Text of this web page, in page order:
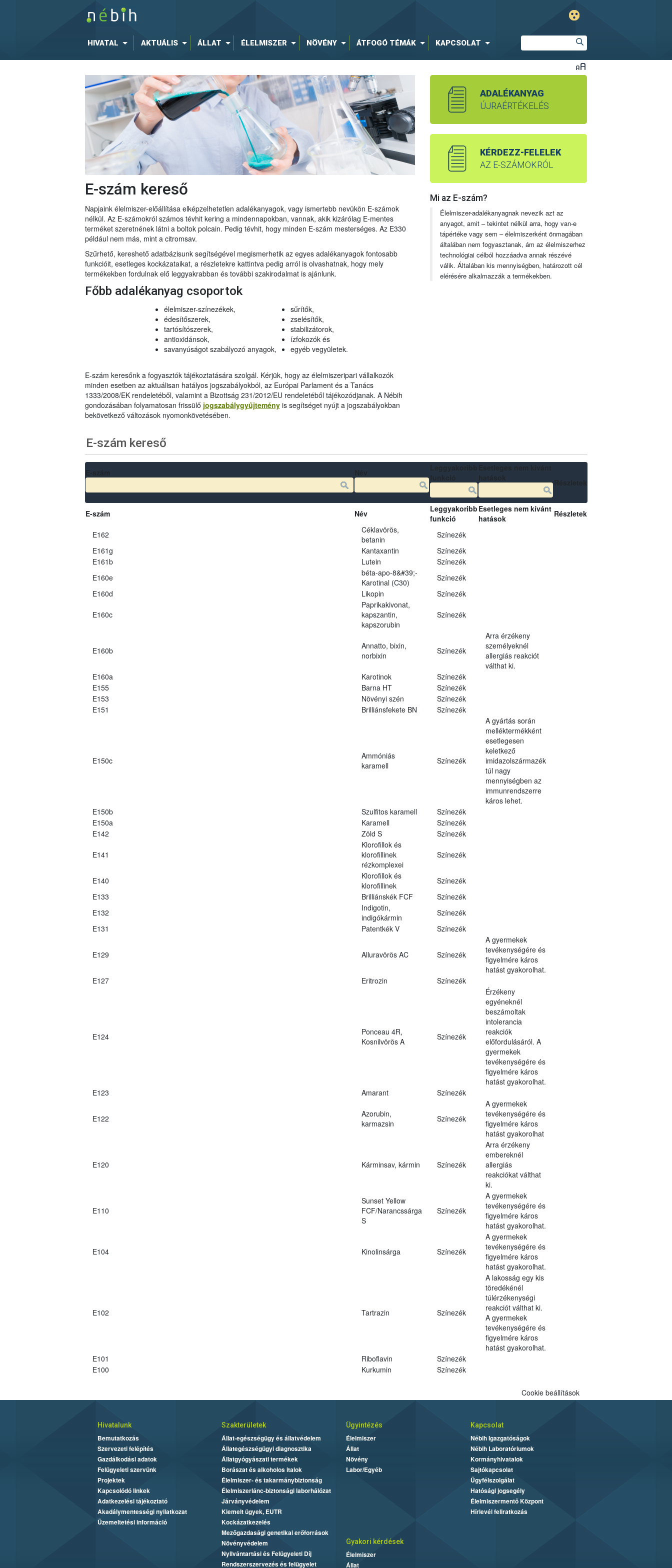
HIVATAL AKTUÁLIS ÁLLAT ÉLELMISZER NÖVÉNY ÁTFOGÓ TÉMÁK KAPCSOLAT
E-szám kereső
Napjaink élelmiszer-előállítása elképzelhetetlen adalékanyagok, vagy ismertebb nevükön E-számok
nélkül. Az E-számokról számos tévhit kering a mindennapokban, vannak, akik kizárólag E-mentes
terméket szeretnének látni a boltok polcain. Pedig tévhit, hogy minden E-szám mesterséges. Az E330
például nem más, mint a citromsav.
Szűrhető, kereshető adatbázisunk segítségével megismerhetik az egyes adalékanyagok fontosabb
funkcióit, esetleges kockázataikat, a részletekre kattintva pedig arról is olvashatnak, hogy mely
termékekben fordulnak elő leggyakrabban és további szakirodalmat is ajánlunk.
Főbb adalékanyag csoportok
élelmiszer-színezékek,
édesítőszerek,
tartósítószerek,
antioxidánsok,
savanyúságot szabályozó anyagok,
sűrítők,
zselésítők,
stabilizátorok,
ízfokozók és
egyéb vegyületek.
E-szám keresőnk a fogyasztók tájékoztatására szolgál. Kérjük, hogy az élelmiszeripari vállalkozók
minden esetben az aktuálisan hatályos jogszabályokból, az Európai Parlament és a Tanács
1333/2008/EK rendeletéből, valamint a Bizottság 231/2012/EU rendeletéből tájékozódjanak. A Nébih
gondozásában folyamatosan frissülő jogszabálygyűjteményis segítséget nyújt a jogszabályokban
bekövetkező változások nyomonkövetésében.
ADALÉKANYAG
ÚJRAÉRTÉKELÉS
KÉRDEZZ-FELELEK
AZ E-SZÁMOKRÓL
Mi az E-szám?
Élelmiszer-adalékanyagnak nevezik azt az
anyagot, amit – tekintet nélkül arra, hogy van-e
tápértéke vagy sem – élelmiszerként önmagában
általában nem fogyasztanak, ám az élelmiszerhez
technológiai célból hozzáadva annak részévé
válik. Általában kis mennyiségben, határozott cél
elérésére alkalmazzák a termékekben.
E-szám kereső
E-szám Név
Leggyakoribb
funkció
Esetleges nem kívánt
hatások
Részletek
E162
Céklavörös,
betanin
Színezék
E161g
Kantaxantin
Színezék
E161b
Lutein
Színezék
E160e
béta-apo-8&#39;-
Karotinal (C30)
Színezék
E160d
Likopin Színezék
E160c
Paprikakivonat,
kapszantin,
kapszorubin
Színezék
E160b
Annatto, bixin,
norbixin
Színezék
Arra érzékeny
személyeknél
allergiás reakciót
válthat ki.
E160a
Karotinok
Színezék
E155
Barna HT
Színezék
E153
Növényi szén
Színezék
E151
Brilliánsfekete BN Színezék
E150c
Ammóniás
karamell
Színezék
A gyártás során
melléktermékként
esetlegesen
keletkező
imidazolszármazék
túl nagy
mennyiségben az
immunrendszerre
káros lehet.
E150b
Szulfitos karamell
Színezék
E150a
Karamell
Színezék
E142
Zöld S Színezék
E141
Klorofillok és
klorofillinek
rézkomplexei
Színezék
E140
Klorofillok és
klorofillinek
Színezék
E133
Brilliánskék FCF
Színezék
E132
Indigotin,
indigókármin
Színezék
E131
Patentkék V Színezék
E129 Alluravörös AC Színezék
A gyermekek
tevékenységére és
figyelmére káros
hatást gyakorolhat.
E127
Eritrozin Színezék
E124
Ponceau 4R,
Kosnilvörös A
Színezék
Érzékeny
egyéneknél
beszámoltak
intolerancia
reakciók
előfordulásáról. A
gyermekek
tevékenységére és
figyelmére káros
hatást gyakorolhat.
E123
Amarant Színezék
E122
Azorubin,
karmazsin
Színezék
A gyermekek
tevékenységére és
figyelmére káros
hatást gyakorolhat
E120 Kárminsav, kármin Színezék
Arra érzékeny
embereknél
allergiás
reakciókat válthat
ki.
E110
Sunset Yellow
FCF/Narancssárga
S
Színezék
A gyermekek
tevékenységére és
figyelmére káros
hatást gyakorolhat.
E104 Kinolinsárga Színezék
A gyermekek
tevékenységére és
figyelmére káros
hatást gyakorolhat.
E102 Tartrazin Színezék
A lakosság egy kis
töredékénél
túlérzékenységi
reakciót válthat ki.
A gyermekek
tevékenységére és
figyelmére káros
hatást gyakorolhat.
E101
Riboflavin
Színezék
E100
Kurkumin Színezék
Cookie beállítások
Hivatalunk
Bemutatkozás
Szervezeti felépítés
Gazdálkodási adatok
Felügyeleti szervünk
Projektek
Kapcsolódó linkek
Adatkezelési tájékoztató
Akadálymentességi nyilatkozat
Üzemeltetési információ
Szakterületek
Állat-egészségügy és állatvédelem
Állategészségügyi diagnosztika
Állatgyógyászati termékek
Borászat és alkoholos italok
Élelmiszer- és takarmánybiztonság
Élelmiszerlánc-biztonsági laborhálózat
Járványvédelem
Kiemelt ügyek, EUTR
Kockázatkezelés
Mezőgazdasági genetikai erőforrások
Növényvédelem
Nyilvántartási és Felügyeleti Díj
Rendszerszervezés és felügyelet
Ügyintézés
Élelmiszer
Állat
Növény
Labor/Egyéb
Kapcsolat
Nébih Igazgatóságok
Nébih Laboratóriumok
Kormányhivatalok
Sajtókapcsolat
Ügyfélszolgálat
Hatósági jogsegély
Élelmiszermentő Központ
Hírlevél feliratkozás
Gyakori kérdések
Élelmiszer
Állat